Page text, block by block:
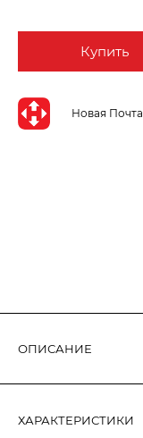
ОПИСАНИЕ
ХАРАКТЕРИСТИКИ
Купить
Новая Почта